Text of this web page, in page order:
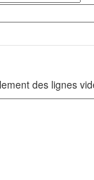
des lignes